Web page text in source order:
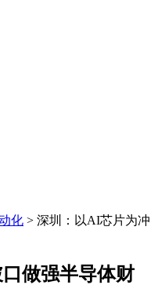
化 > 深圳：以AI芯片为冲
做强半导体财